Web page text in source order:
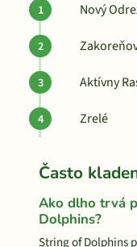
Nový
Aktívny
Zrelé
Často
Ako dlho trvá
Dolphins?
String of Dolphins